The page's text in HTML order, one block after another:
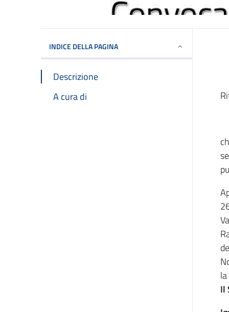
INDICE DELLA PAGINA
Descrizione
A cura di
Il